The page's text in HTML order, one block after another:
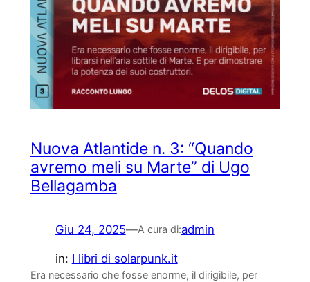
Nuova Atlantide n. 3: “Quando
avremo meli su Marte” di Ugo
Bellagamba
Giu 24, 2025—A cura di:admin
in: I libri di solarpunk.it
Era necessario che fosse enorme, il dirigibile, per